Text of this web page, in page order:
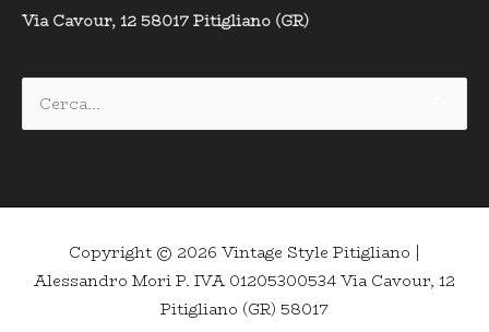
Via Cavour, 12 58017 Pitigliano (GR)
Cerca:
Copyright © 2026 Vintage Style Pitigliano |
Alessandro Mori P. IVA 01205300534 Via Cavour, 12
Pitigliano (GR) 58017